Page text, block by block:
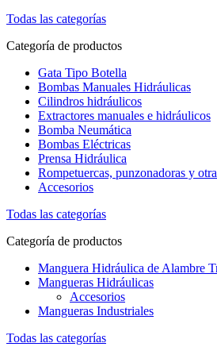
Todas las categorías
Categoría de productos
Gata Tipo Botella
Bombas Manuales Hidráulicas
Cilindros hidráulicos
Extractores manuales e hidráulicos
Bomba Neumática
Bombas Eléctricas
Prensa Hidráulica
Rompetuercas, punzonadoras y
Accesorios
Todas las categorías
Categoría de productos
Manguera Hidráulica de Alambre
Mangueras Hidráulicas
Accesorios
Mangueras Industriales
Todas las categorías